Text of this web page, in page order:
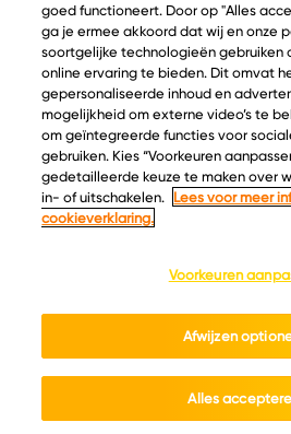
© Copyright 2026
Inspiratie
Kaascatalogus
Recepten
Kaasplankjes
Blog
Algemene
goed functioneert. Door op "Alles
ga je ermee akkoord dat wij en onze
soortgelijke technologieën gebruiken
online ervaring te bieden. Dit omvat
gepersonaliseerde inhoud en
mogelijkheid om externe video’s te
om geïntegreerde functies voor
gebruiken. Kies “Voorkeuren
gedetailleerde keuze te maken over
in- of uitschakelen.
Lees voor meer
cookieverklaring.
Voorkeuren
Afwijzen
Alles